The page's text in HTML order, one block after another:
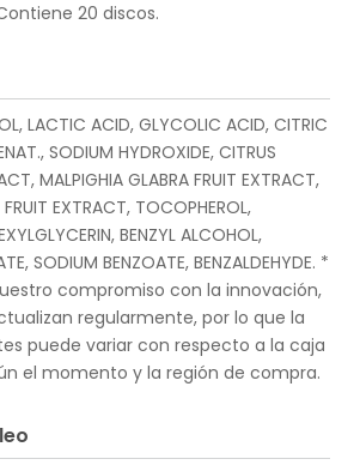
20 discos.
LACTIC ACID, GLYCOLIC ACID, CITRIC
SODIUM HYDROXIDE, CITRUS
MALPIGHIA GLABRA FRUIT EXTRACT,
EXTRACT, TOCOPHEROL,
BENZYL ALCOHOL,
SODIUM BENZOATE, BENZALDEHYDE. *
compromiso con la innovación,
regularmente, por lo que la
puede variar con respecto a la caja
el momento y la región de compra.